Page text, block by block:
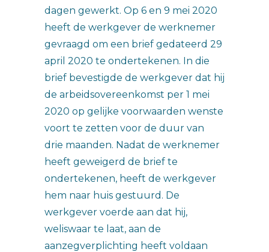
dagen gewerkt. Op 6 en 9 mei 2020
heeft de werkgever de werknemer
gevraagd om een brief gedateerd 29
april 2020 te ondertekenen. In die
brief bevestigde de werkgever dat hij
de arbeidsovereenkomst per 1 mei
2020 op gelijke voorwaarden wenste
voort te zetten voor de duur van
drie maanden. Nadat de werknemer
heeft geweigerd de brief te
ondertekenen, heeft de werkgever
hem naar huis gestuurd. De
werkgever voerde aan dat hij,
weliswaar te laat, aan de
aanzegverplichting heeft voldaan